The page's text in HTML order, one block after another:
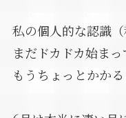
私の個人的な認識
まだドカドカ始ま
もうちょっとかか